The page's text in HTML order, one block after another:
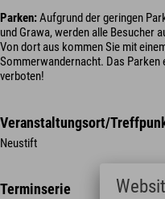
Parken:Aufgrund der geringen
und Grawa, werden alle Besucher
Von dort aus kommen Sie mit
Sommerwandernacht. Das
verboten!
Veranstaltungsort/
Neustift
Terminserie